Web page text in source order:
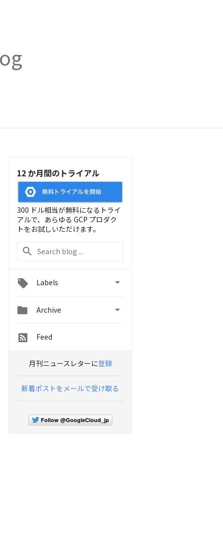
12 か月間のトライアル
300 ドル相当が無料になるトライ
アルで、あらゆる GCP プロダク
トをお試しいただけます。
Labels 
 Archive 
Feed
月刊ニュースレターに登録
新着ポストをメールで受け取る
Follow @GoogleCloud_jp